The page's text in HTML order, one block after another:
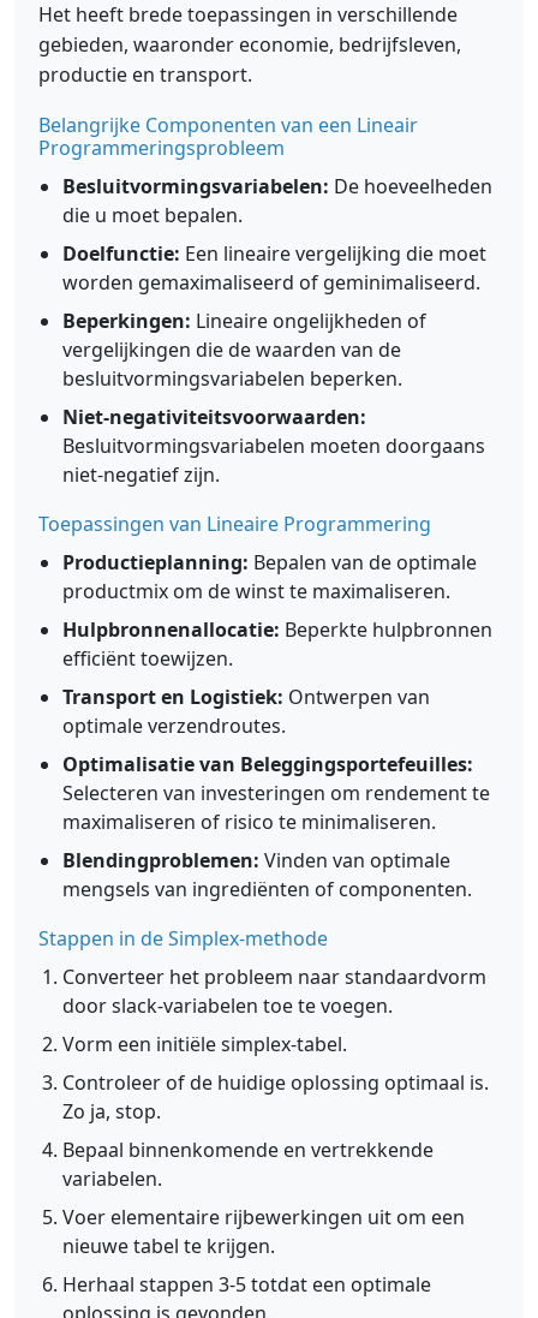
Het heeft brede toepassingen in verschillende
gebieden, waaronder economie, bedrijfsleven,
productie en transport.
Belangrijke Componenten van een Lineair
Programmeringsprobleem
Besluitvormingsvariabelen: De hoeveelheden
die u moet bepalen.
Doelfunctie: Een lineaire vergelijking die moet
worden gemaximaliseerd of geminimaliseerd.
Beperkingen: Lineaire ongelijkheden of
vergelijkingen die de waarden van de
besluitvormingsvariabelen beperken.
Niet-negativiteitsvoorwaarden:
Besluitvormingsvariabelen moeten doorgaans
niet-negatief zijn.
Toepassingen van Lineaire Programmering
Productieplanning: Bepalen van de optimale
productmix om de winst te maximaliseren.
Hulpbronnenallocatie: Beperkte hulpbronnen
efficiënt toewijzen.
Transport en Logistiek: Ontwerpen van
optimale verzendroutes.
Optimalisatie van Beleggingsportefeuilles:
Selecteren van investeringen om rendement te
maximaliseren of risico te minimaliseren.
Blendingproblemen: Vinden van optimale
mengsels van ingrediënten of componenten.
Stappen in de Simplex-methode
Converteer het probleem naar standaardvorm
door slack-variabelen toe te voegen.
Vorm een initiële simplex-tabel.
Controleer of de huidige oplossing optimaal is.
Zo ja, stop.
Bepaal binnenkomende en vertrekkende
variabelen.
Voer elementaire rijbewerkingen uit om een
nieuwe tabel te krijgen.
Herhaal stappen 3-5 totdat een optimale